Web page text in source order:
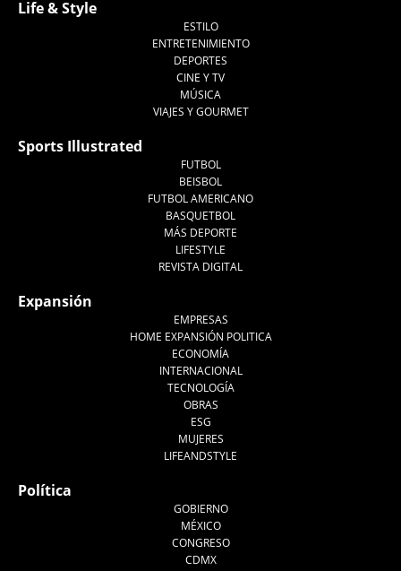
Life & Style
ESTILO
ENTRETENIMIENTO
DEPORTES
CINE Y TV
MÚSICA
VIAJES Y GOURMET
Sports Illustrated
FUTBOL
BEISBOL
FUTBOL AMERICANO
BASQUETBOL
MÁS DEPORTE
LIFESTYLE
REVISTA DIGITAL
Expansión
EMPRESAS
HOME EXPANSIÓN POLITICA
ECONOMÍA
INTERNACIONAL
TECNOLOGÍA
OBRAS
ESG
MUJERES
LIFEANDSTYLE
Política
GOBIERNO
MÉXICO
CONGRESO
CDMX